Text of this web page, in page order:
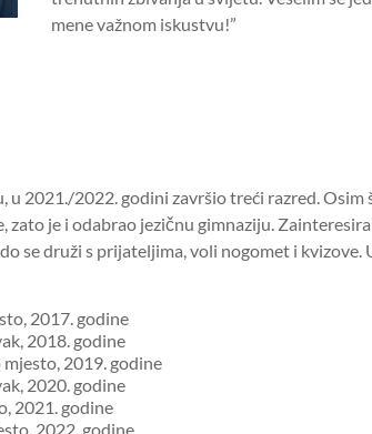
mene važnom iskustvu!”
u 2021./2022. godini završio treći razred. Osim
zato je i odabrao jezičnu gimnaziju.
se druži s prijateljima, voli nogomet i kvizove.
2017. godine
2018. godine
2019. godine
2020. godine
2021. godine
2022. godine